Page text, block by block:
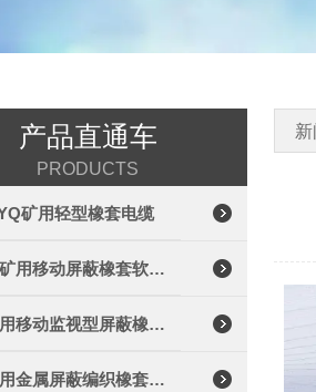
产品直通车
PRODUCTS
矿用轻型橡套电缆
煤矿用移动屏蔽橡套软电缆
矿用移动监视型屏蔽橡套电缆
矿用金属屏蔽编织橡套电缆